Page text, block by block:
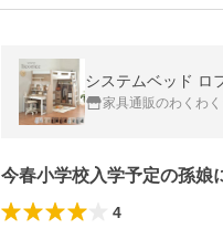
システムベッド ロ
家具通販のわくわ
今春小学校入学予定の孫
4